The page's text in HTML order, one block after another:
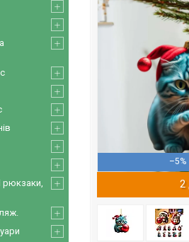
–5%
2
рюкзаки,